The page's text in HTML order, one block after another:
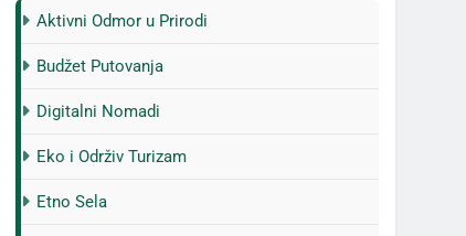
Aktivni Odmor u Prirodi
Budžet Putovanja
Digitalni Nomadi
Eko i Održiv Turizam
Etno Sela